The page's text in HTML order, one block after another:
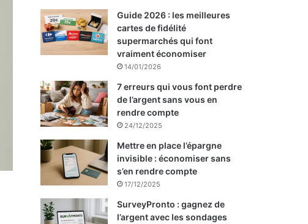
Guide 2026 : les meilleures
cartes de fidélité
supermarchés qui font
vraiment économiser
14/01/2026
7 erreurs qui vous font perdre
de l’argent sans vous en
rendre compte
24/12/2025
Mettre en place l’épargne
invisible : économiser sans
s’en rendre compte
17/12/2025
SurveyPronto : gagnez de
l’argent avec les sondages